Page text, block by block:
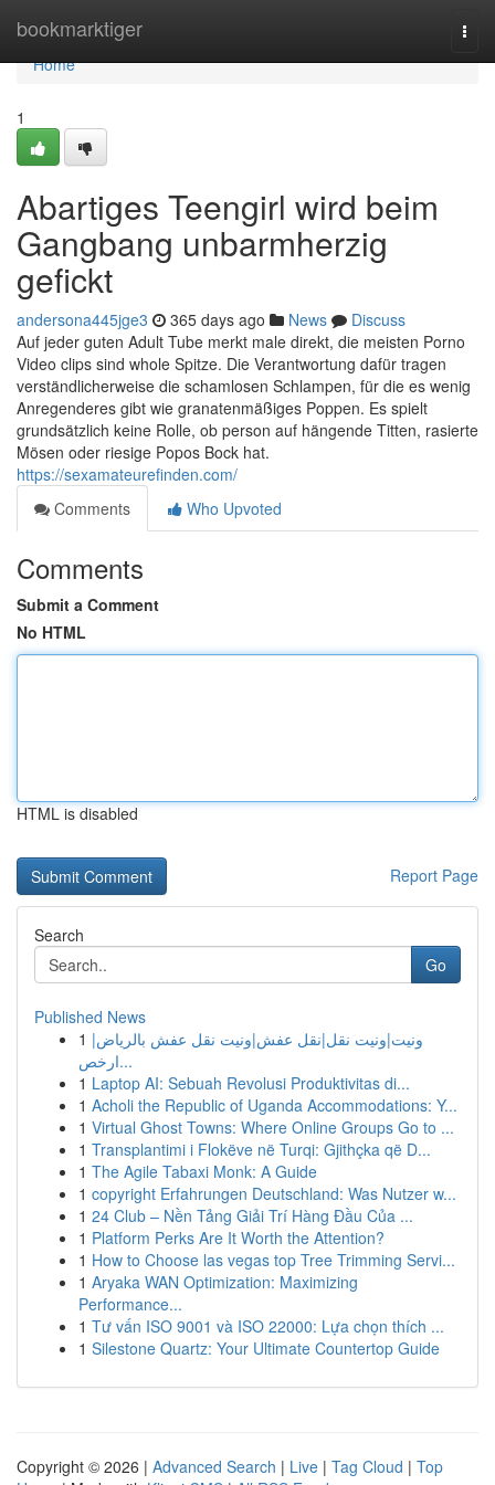
bookmarktiger
Home
Home
1
Abartiges Teengirl wird beim
Gangbang unbarmherzig
gefickt
andersona445jge3 365 days ago News
Discuss
Auf jeder guten Adult Tube merkt male direkt, die meisten Porno
Video clips sind whole Spitze. Die Verantwortung dafür tragen
verständlicherweise die schamlosen Schlampen, für die es wenig
Anregenderes gibt wie granatenmäßiges Poppen. Es spielt
grundsätzlich keine Rolle, ob person auf hängende Titten, rasierte
Mösen oder riesige Popos Bock hat.
https://sexamateurefinden.com/
Comments
Who Upvoted
Comments
Submit a Comment
No HTML
HTML is disabled
Report Page
Search
Go
Published News
1 ونيت|ونيت نقل|نقل عفش|ونيت نقل عفش بالرياض|
ارخص...
1 Laptop AI: Sebuah Revolusi Produktivitas di...
1 Acholi the Republic of Uganda Accommodations: Y...
1 Virtual Ghost Towns: Where Online Groups Go to ...
1 Transplantimi i Flokëve në Turqi: Gjithçka që D...
1 The Agile Tabaxi Monk: A Guide
1 copyright Erfahrungen Deutschland: Was Nutzer w...
1 24 Club – Nền Tảng Giải Trí Hàng Đầu Của ...
1 Platform Perks Are It Worth the Attention?
1 How to Choose las vegas top Tree Trimming Servi...
1 Aryaka WAN Optimization: Maximizing
Performance...
1 Tư vấn ISO 9001 và ISO 22000: Lựa chọn thích ...
1 Silestone Quartz: Your Ultimate Countertop Guide
Copyright © 2026 | Advanced Search | Live | Tag Cloud | Top